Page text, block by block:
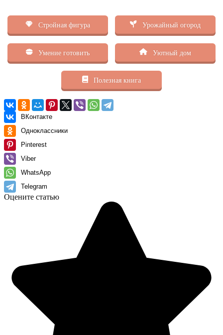
Стройная фигура Урожайный огород
Умение готовить Уютный дом
Полезная книга
ВКонтакте
Одноклассники
Pinterest
Viber
WhatsApp
Telegram
Оцените статью